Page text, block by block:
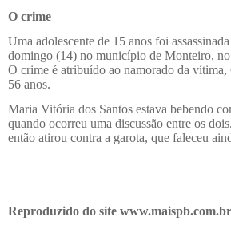
O crime
Uma adolescente de 15 anos foi
domingo (14) no município de Monteiro,
O crime é atribuído ao namorado da
56 anos.
Maria Vitória dos Santos estava bebendo
quando ocorreu uma discussão entre os
então atirou contra a garota, que faleceu
Reproduzido do site www.maispb.com.br